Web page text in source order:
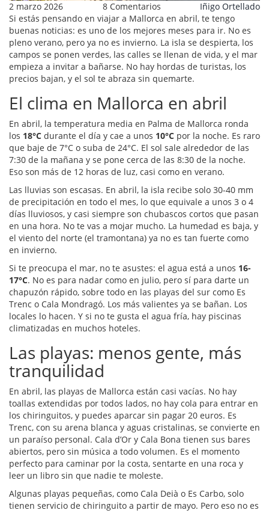
2 marzo 2026 8 Comentarios
Iñigo Ortellado
Si estás pensando en viajar a Mallorca en abril, te tengo
buenas noticias: es uno de los mejores meses para ir. No es
pleno verano, pero ya no es invierno. La isla se despierta, los
campos se ponen verdes, las calles se llenan de vida, y el mar
empieza a invitar a bañarse. No hay hordas de turistas, los
precios bajan, y el sol te abraza sin quemarte.
El clima en Mallorca en abril
En abril, la temperatura media en Palma de Mallorca ronda
los 18°C durante el día y cae a unos 10°C por la noche. Es raro
que baje de 7°C o suba de 24°C. El sol sale alrededor de las
7:30 de la mañana y se pone cerca de las 8:30 de la noche.
Eso son más de 12 horas de luz, casi como en verano.
Las lluvias son escasas. En abril, la isla recibe solo 30-40 mm
de precipitación en todo el mes, lo que equivale a unos 3 o 4
días lluviosos, y casi siempre son chubascos cortos que pasan
en una hora. No te vas a mojar mucho. La humedad es baja, y
el viento del norte (el tramontana) ya no es tan fuerte como
en invierno.
Si te preocupa el mar, no te asustes: el agua está a unos 16-
17°C. No es para nadar como en julio, pero sí para darte un
chapuzón rápido, sobre todo en las playas del sur como Es
Trenc o Cala Mondragó. Los más valientes ya se bañan. Los
locales lo hacen. Y si no te gusta el agua fría, hay piscinas
climatizadas en muchos hoteles.
Las playas: menos gente, más
tranquilidad
En abril, las playas de Mallorca están casi vacías. No hay
toallas extendidas por todos lados, no hay cola para entrar en
los chiringuitos, y puedes aparcar sin pagar 20 euros. Es
Trenc, con su arena blanca y aguas cristalinas, se convierte en
un paraíso personal. Cala d’Or y Cala Bona tienen sus bares
abiertos, pero sin música a todo volumen. Es el momento
perfecto para caminar por la costa, sentarte en una roca y
leer un libro sin que nadie te moleste.
Algunas playas pequeñas, como Cala Deià o Es Carbo, solo
tienen servicio de chiringuito a partir de mayo. Pero eso no es